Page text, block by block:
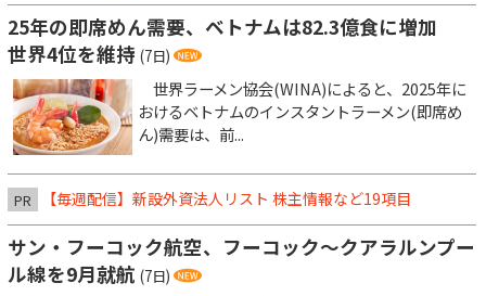
25年の即席めん需要、ベトナムは82.3億食に増加
世界4位を維持 (7日)
世界ラーメン協会(WINA)によると、2025年に
おけるベトナムのインスタントラーメン(即席め
ん)需要は、前...
PR 【毎週配信】新設外資法人リスト 株主情報など19項目
サン・フーコック航空、フーコック～クアラルンプー
ル線を9月就航 (7日)